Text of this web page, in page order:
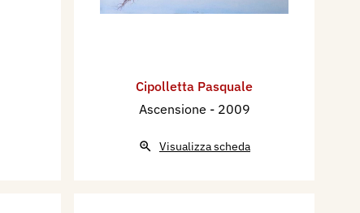
Cipolletta Pasquale
Ascensione - 2009
Visualizza scheda